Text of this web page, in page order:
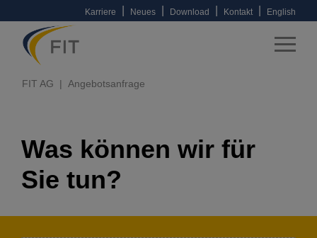
Karriere Neues Download Kontakt English
FIT AG Angebotsanfrage
Was können wir für
Sie tun?